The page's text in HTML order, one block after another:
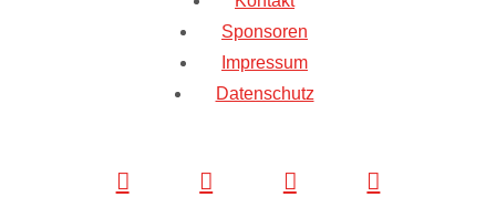
Sponsoren
Impressum
Datenschutz